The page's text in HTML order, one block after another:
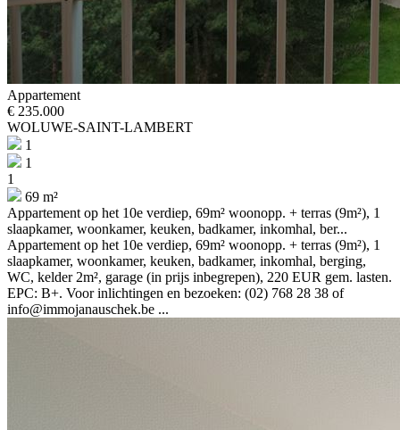
Appartement
€ 235.000
WOLUWE-SAINT-LAMBERT
1
1
1
69 m²
Appartement op het 10e verdiep, 69m² woonopp. + terras (9m²), 1
slaapkamer, woonkamer, keuken, badkamer, inkomhal, ber...
Appartement op het 10e verdiep, 69m² woonopp. + terras (9m²), 1
slaapkamer, woonkamer, keuken, badkamer, inkomhal, berging,
WC, kelder 2m², garage (in prijs inbegrepen), 220 EUR gem. lasten.
EPC: B+. Voor inlichtingen en bezoeken: (02) 768 28 38 of
info@immojanauschek.be ...